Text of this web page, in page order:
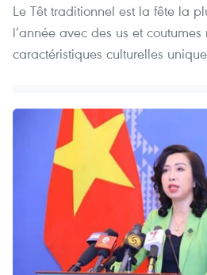
Le Têt traditionnel est la fête la
l’année avec des us et coutumes
caractéristiques culturelles